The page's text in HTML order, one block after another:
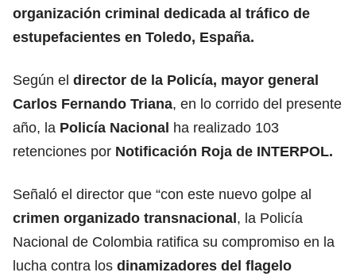
organización criminal dedicada al tráfico de
estupefacientes en Toledo, España.
Según el director de la Policía, mayor general
Carlos Fernando Triana, en lo corrido del presente
año, la Policía Nacional ha realizado 103
retenciones por Notificación Roja de INTERPOL.
Señaló el director que “con este nuevo golpe al
crimen organizado transnacional, la Policía
Nacional de Colombia ratifica su compromiso en la
lucha contra los dinamizadores del flagelo